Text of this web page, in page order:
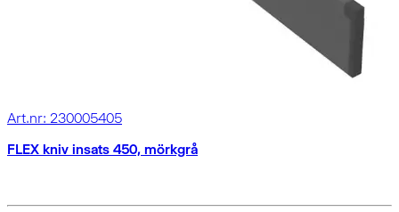
Art.nr: 230005405
FLEX kniv insats 450, mörkgrå